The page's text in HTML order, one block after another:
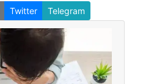
Twitter Telegram